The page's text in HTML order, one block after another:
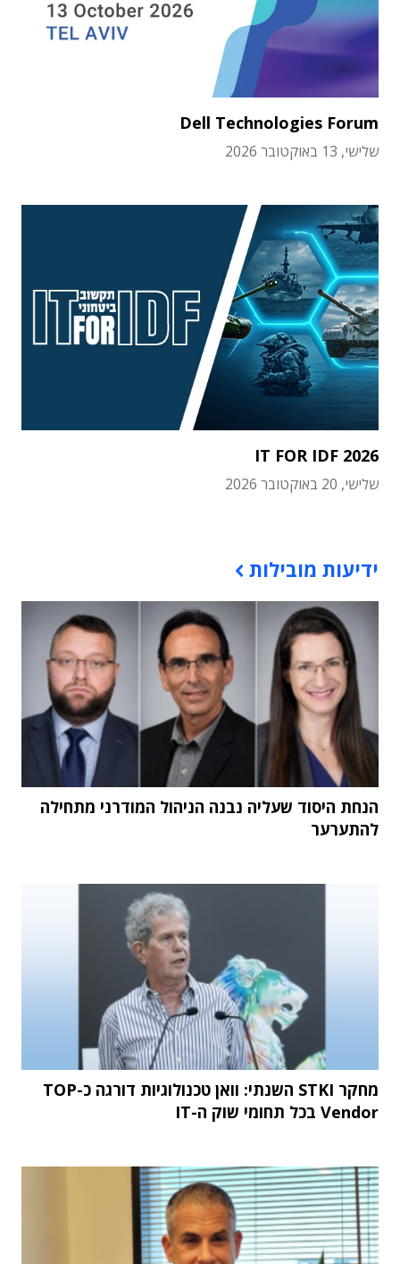
Dell Technologies Forum
שלישי, 13 באוקטובר 2026
IT FOR IDF 2026
שלישי, 20 באוקטובר 2026
ידיעות מובילות
הנחת היסוד שעליה נבנה הניהול המודרני מתחילה
להתערער
מחקר STKI השנתי: וואן טכנולוגיות דורגה כ-TOP
Vendor בכל תחומי שוק ה-IT